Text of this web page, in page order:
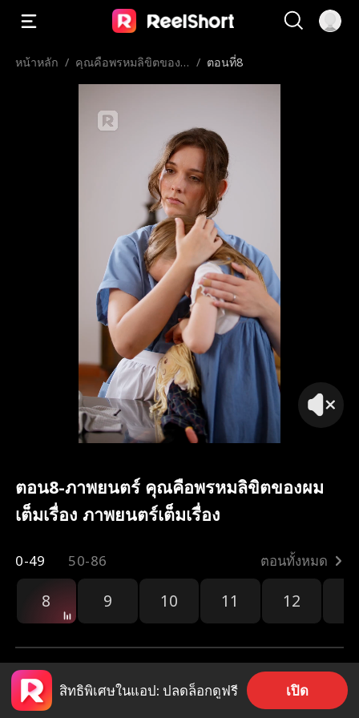
หน้าหลัก / คุณคือพรหมลิขิตของผ
/ ตอนที่8
ตอน8-ภาพยนตร์ คุณคือพรหมลิขิตของผม
เต็มเรื่อง ภาพยนตร์เต็มเรื่อง
0-49 50-86 ตอนทั้งหมด
8 9 10 11 12
แชร์
สิทธิพิเศษในแอป: ปลดล็อกดูฟรี เปิด